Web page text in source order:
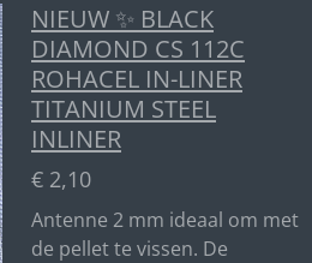
NIEUW ✨ BLACK
DIAMOND CS 112C
ROHACEL IN-LINER
TITANIUM STEEL
INLINER
€ 2,10
Antenne 2 mm ideaal om met
de pellet te vissen. De